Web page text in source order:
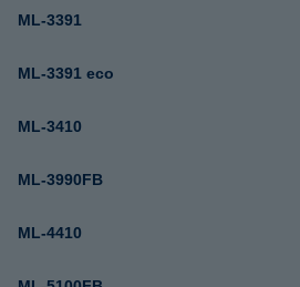
ML-3391
ML-3391 eco
ML-3410
ML-3990FB
ML-4410